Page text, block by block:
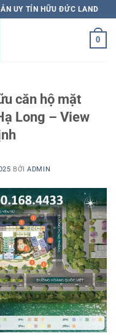
UY TÍN HỮU ĐỨC LAND
0
căn hộ mặt
Long – View
BỞIADMIN